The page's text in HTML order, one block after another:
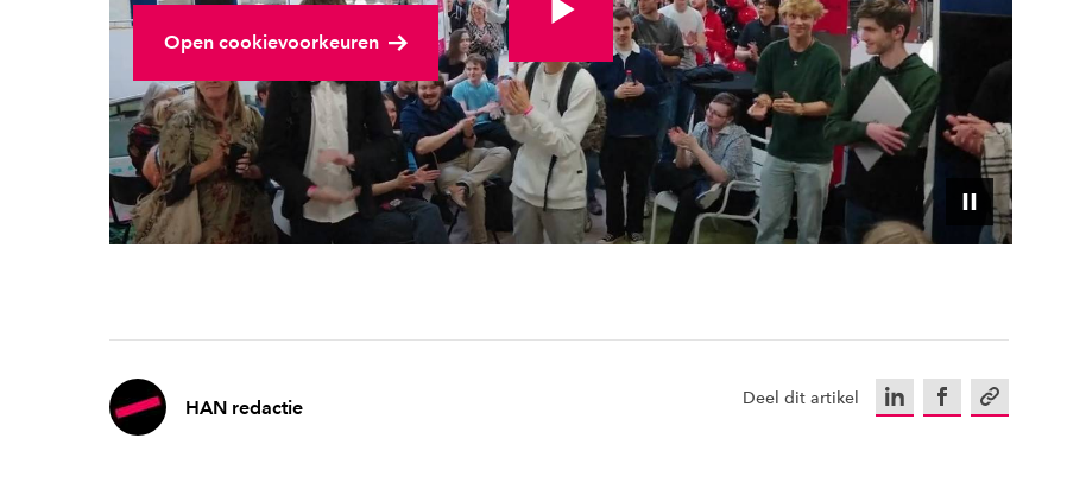
Open cookievoorkeuren
HAN redactie Deel dit artikel LinkedInFacebookKopieer url